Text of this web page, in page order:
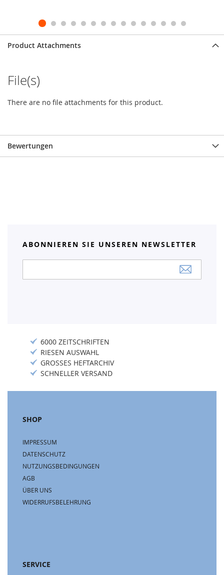
Product Attachments
File(s)
There are no file attachments for this product.
Bewertungen
ABONNIEREN SIE UNSEREN NEWSLETTER
Newsletter:
6000 ZEITSCHRIFTEN
RIESEN AUSWAHL
GROSSES HEFTARCHIV
SCHNELLER VERSAND
SHOP
IMPRESSUM
DATENSCHUTZ
NUTZUNGSBEDINGUNGEN
AGB
ÜBER UNS
WIDERRUFSBELEHRUNG
SERVICE